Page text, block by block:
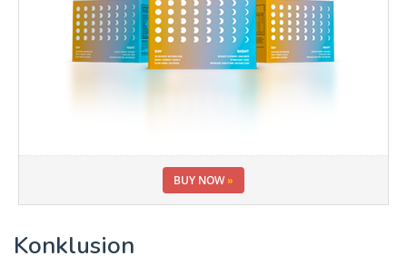
BUY NOW»
Konklusion